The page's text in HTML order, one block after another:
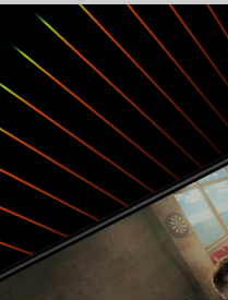
Относительно хорошее -
людей и страну. Да,
кинематографе это
Замечательное: как свежий
этой целлулоидной
жизнь актрисы Алины
естественность реакций и
сглаживает общую
она так хороша из-за
находящегося в своей
очкарика-зануды
Скомпоновав сюжеты и
фильмов, добавив от себя
связок и обоснований,
картину к Празднику? Мне